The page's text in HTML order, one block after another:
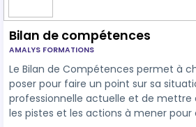
Bilan de compétences
AMALYS FORMATIONS
Le Bilan de Compétences permet à
poser pour faire un point sur sa
professionnelle actuelle et de mettre
les pistes et les actions à mener pour